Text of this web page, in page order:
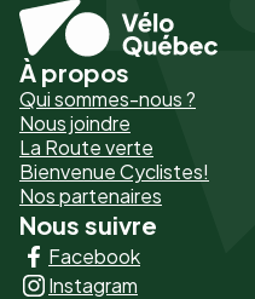
Pied
de
page
-
Liens
principaux
À propos
Qui sommes-nous ?
Nous joindre
La Route verte
Bienvenue Cyclistes!
Nos partenaires
Nous suivre
Facebook
Instagram